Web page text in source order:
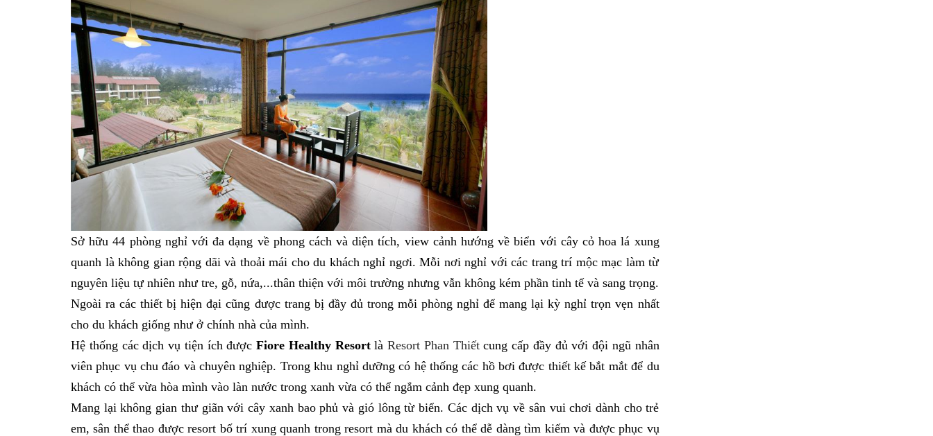
Sở hữu 44 phòng nghỉ với đa dạng về phong cách và diện tích, view cảnh hướng về biển với cây cỏ hoa lá xung
quanh là không gian rộng dãi và thoải mái cho du khách nghỉ ngơi. Mỗi nơi nghỉ với các trang trí mộc mạc làm từ
nguyên liệu tự nhiên như tre, gỗ, nứa,...thân thiện với môi trường nhưng vẫn không kém phần tinh tế và sang trọng.
Ngoài ra các thiết bị hiện đại cũng được trang bị đầy đủ trong mỗi phòng nghỉ để mang lại kỳ nghỉ trọn vẹn nhất
cho du khách giống như ở chính nhà của mình.
Hệ thống các dịch vụ tiện ích được Fiore Healthy Resortlà Resort Phan Thiếtcung cấp đầy đủ với đội ngũ nhân
viên phục vụ chu đáo và chuyên nghiệp. Trong khu nghỉ dưỡng có hệ thống các hồ bơi được thiết kế bắt mắt để du
khách có thể vừa hòa mình vào làn nước trong xanh vừa có thể ngắm cảnh đẹp xung quanh.
Mang lại không gian thư giãn với cây xanh bao phủ và gió lông từ biển. Các dịch vụ về sân vui chơi dành cho trẻ
em, sân thể thao được resort bố trí xung quanh trong resort mà du khách có thể dễ dàng tìm kiếm và được phục vụ